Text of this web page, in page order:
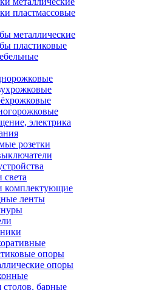
пластмассовые
металлические
пластиковые
электрика
розетки
комплектующие
ленты
опоры
опоры
барные